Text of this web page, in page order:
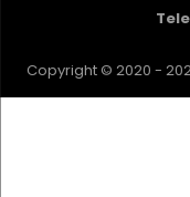
Copyright © 2020 -